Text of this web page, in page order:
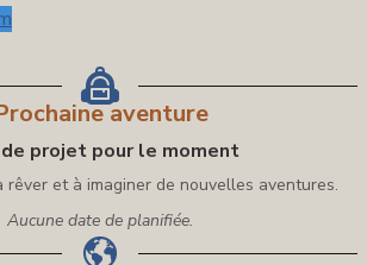
aventure
de projet pour le moment
rêver et à imaginer de nouvelles aventures.
Aucune date de planifiée.